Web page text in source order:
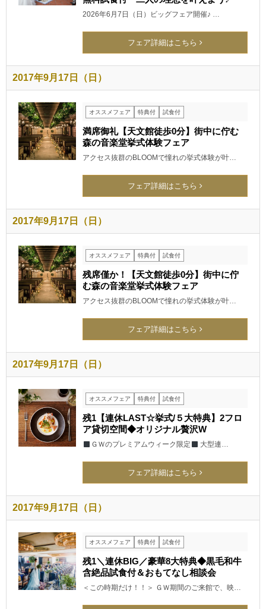
2026年6月7日（日）ビッグフェア開催♪ …
フェア詳細はこちら
2017年9月17日（日）
オススメフェア 特典付 試食付
満席御礼【天文館徒歩0分】街中に佇む
森の音楽堂挙式体験フェア
アクセス抜群のBLOOMで憧れの挙式体験が叶…
フェア詳細はこちら
2017年9月17日（日）
オススメフェア 特典付 試食付
残席僅か！【天文館徒歩0分】街中に佇
む森の音楽堂挙式体験フェア
アクセス抜群のBLOOMで憧れの挙式体験が叶…
フェア詳細はこちら
2017年9月17日（日）
オススメフェア 特典付 試食付
残1【連休LAST☆挙式/５大特典】2フロ
ア貸切空間◆オリジナル贅沢W
ＧＷのプレミアムウィーク限定 大型連…
フェア詳細はこちら
2017年9月17日（日）
オススメフェア 特典付 試食付
残1＼連休BIG／豪華8大特典◆黒毛和牛
含絶品試食付＆おもてなし相談会
＜この時期だけ！！＞ ＧＷ期間のご来館で、映…